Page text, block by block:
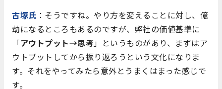
古塚氏 ：そうですね。やり方を変えることに対し、億
劫になるところもあるのですが、弊社の価値基準に
「アウトプット→思考」というものがあり、まずはア
ウトプットしてから振り返ろうという文化になりま
す。それをやってみたら意外とうまくはまった感じで
す。